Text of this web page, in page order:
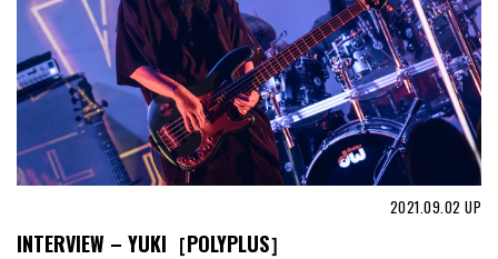
2021.09.02 UP
INTERVIEW – YUKI［POLYPLUS］